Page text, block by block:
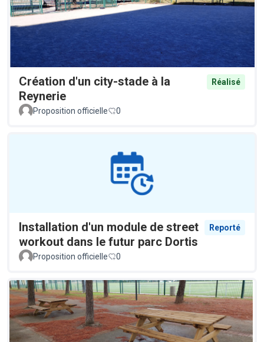
Création d'un city-stade à la
Reynerie
Réalisé
Proposition officielle 0
Installation d'un module de street
workout dans le futur parc Dortis
Reporté
Proposition officielle 0